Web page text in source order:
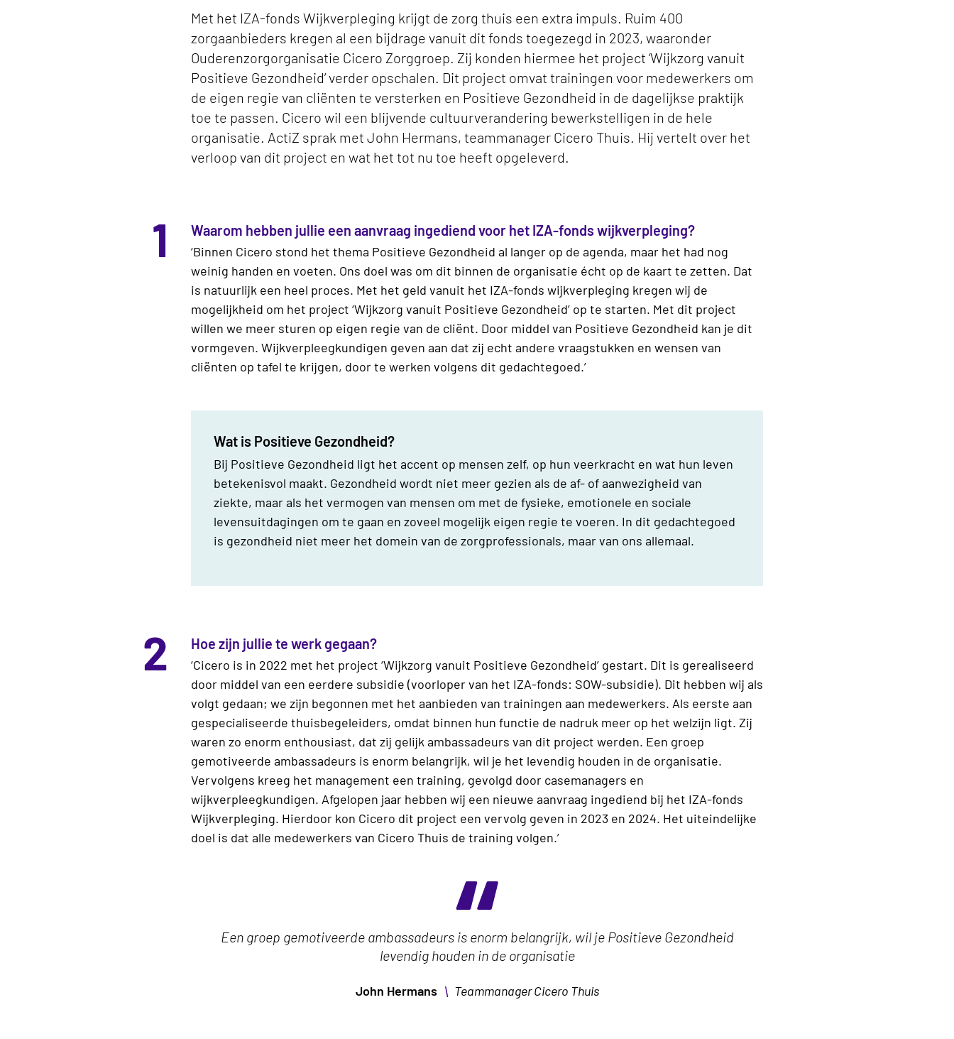
Met het IZA-fonds Wijkverpleging krijgt de zorg thuis een extra impuls. Ruim 400
zorgaanbieders kregen al een bijdrage vanuit dit fonds toegezegd in 2023, waaronder
Ouderenzorgorganisatie Cicero Zorggroep. Zij konden hiermee het project ‘Wijkzorg vanuit
Positieve Gezondheid’ verder opschalen. Dit project omvat trainingen voor medewerkers om
de eigen regie van cliënten te versterken en Positieve Gezondheid in de dagelijkse praktijk
toe te passen. Cicero wil een blijvende cultuurverandering bewerkstelligen in de hele
organisatie. ActiZ sprak met John Hermans, teammanager Cicero Thuis. Hij vertelt over het
verloop van dit project en wat het tot nu toe heeft opgeleverd.
1 Waarom hebben jullie een aanvraag ingediend voor het IZA-fonds wijkverpleging?
‘Binnen Cicero stond het thema Positieve Gezondheid al langer op de agenda, maar het had nog
weinig handen en voeten. Ons doel was om dit binnen de organisatie écht op de kaart te zetten. Dat
is natuurlijk een heel proces. Met het geld vanuit het IZA-fonds wijkverpleging kregen wij de
mogelijkheid om het project ‘Wijkzorg vanuit Positieve Gezondheid’ op te starten. Met dit project
willen we meer sturen op eigen regie van de cliënt. Door middel van Positieve Gezondheid kan je dit
vormgeven. Wijkverpleegkundigen geven aan dat zij echt andere vraagstukken en wensen van
cliënten op tafel te krijgen, door te werken volgens dit gedachtegoed.’
Wat is Positieve Gezondheid?
Bij Positieve Gezondheid ligt het accent op mensen zelf, op hun veerkracht en wat hun leven
betekenisvol maakt. Gezondheid wordt niet meer gezien als de af- of aanwezigheid van
ziekte, maar als het vermogen van mensen om met de fysieke, emotionele en sociale
levensuitdagingen om te gaan en zoveel mogelijk eigen regie te voeren. In dit gedachtegoed
is gezondheid niet meer het domein van de zorgprofessionals, maar van ons allemaal.
2 Hoe zijn jullie te werk gegaan?
‘Cicero is in 2022 met het project ‘Wijkzorg vanuit Positieve Gezondheid’ gestart. Dit is gerealiseerd
door middel van een eerdere subsidie (voorloper van het IZA-fonds: SOW-subsidie). Dit hebben wij als
volgt gedaan; we zijn begonnen met het aanbieden van trainingen aan medewerkers. Als eerste aan
gespecialiseerde thuisbegeleiders, omdat binnen hun functie de nadruk meer op het welzijn ligt. Zij
waren zo enorm enthousiast, dat zij gelijk ambassadeurs van dit project werden. Een groep
gemotiveerde ambassadeurs is enorm belangrijk, wil je het levendig houden in de organisatie.
Vervolgens kreeg het management een training, gevolgd door casemanagers en
wijkverpleegkundigen. Afgelopen jaar hebben wij een nieuwe aanvraag ingediend bij het IZA-fonds
Wijkverpleging. Hierdoor kon Cicero dit project een vervolg geven in 2023 en 2024. Het uiteindelijke
doel is dat alle medewerkers van Cicero Thuis de training volgen.’
Een groep gemotiveerde ambassadeurs is enorm belangrijk, wil je Positieve Gezondheid
levendig houden in de organisatie
John Hermans \ Teammanager Cicero Thuis